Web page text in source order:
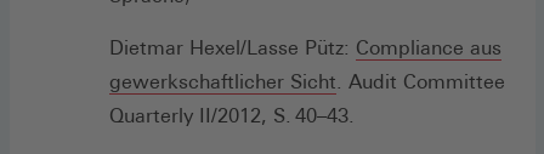
einem
neuen
Fenster)
Dietmar Hexel/Lasse Pütz: Compliance aus
gewerkschaftlicher Sicht Aufsatz
Hexel/Pütz
. Audit Committee
Quarterly II/2012, S. 40–43.